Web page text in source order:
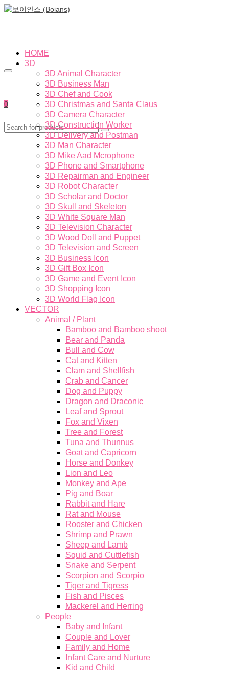
0
HOME
3D
3D Animal Character
3D Business Man
3D Chef and Cook
3D Christmas and Santa Claus
3D Camera Character
3D Construction Worker
3D Delivery and Postman
3D Man Character
3D Mike Aad Mcrophone
3D Phone and Smartphone
3D Repairman and Engineer
3D Robot Character
3D Scholar and Doctor
3D Skull and Skeleton
3D White Square Man
3D Television Character
3D Wood Doll and Puppet
3D Television and Screen
3D Business Icon
3D Gift Box Icon
3D Game and Event Icon
3D Shopping Icon
3D World Flag Icon
VECTOR
Animal / Plant
Bamboo and Bamboo shoot
Bear and Panda
Bull and Cow
Cat and Kitten
Clam and Shellfish
Crab and Cancer
Dog and Puppy
Dragon and Draconic
Leaf and Sprout
Fox and Vixen
Tree and Forest
Tuna and Thunnus
Goat and Capricorn
Horse and Donkey
Lion and Leo
Monkey and Ape
Pig and Boar
Rabbit and Hare
Rat and Mouse
Rooster and Chicken
Shrimp and Prawn
Sheep and Lamb
Squid and Cuttlefish
Snake and Serpent
Scorpion and Scorpio
Tiger and Tigress
Fish and Pisces
Mackerel and Herring
People
Baby and Infant
Couple and Lover
Family and Home
Infant Care and Nurture
Kid and Child